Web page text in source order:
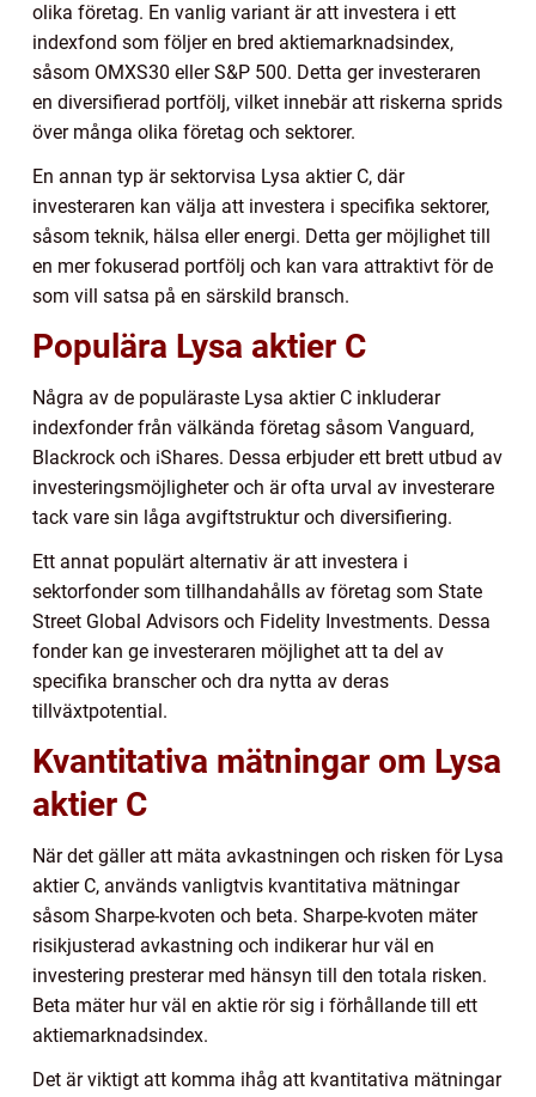
olika företag. En vanlig variant är att investera i ett
indexfond som följer en bred aktiemarknadsindex,
såsom OMXS30 eller S&P 500. Detta ger investeraren
en diversifierad portfölj, vilket innebär att riskerna sprids
över många olika företag och sektorer.
En annan typ är sektorvisa Lysa aktier C, där
investeraren kan välja att investera i specifika sektorer,
såsom teknik, hälsa eller energi. Detta ger möjlighet till
en mer fokuserad portfölj och kan vara attraktivt för de
som vill satsa på en särskild bransch.
Populära Lysa aktier C
Några av de populäraste Lysa aktier C inkluderar
indexfonder från välkända företag såsom Vanguard,
Blackrock och iShares. Dessa erbjuder ett brett utbud av
investeringsmöjligheter och är ofta urval av investerare
tack vare sin låga avgiftstruktur och diversifiering.
Ett annat populärt alternativ är att investera i
sektorfonder som tillhandahålls av företag som State
Street Global Advisors och Fidelity Investments. Dessa
fonder kan ge investeraren möjlighet att ta del av
specifika branscher och dra nytta av deras
tillväxtpotential.
Kvantitativa mätningar om Lysa
aktier C
När det gäller att mäta avkastningen och risken för Lysa
aktier C, används vanligtvis kvantitativa mätningar
såsom Sharpe-kvoten och beta. Sharpe-kvoten mäter
risikjusterad avkastning och indikerar hur väl en
investering presterar med hänsyn till den totala risken.
Beta mäter hur väl en aktie rör sig i förhållande till ett
aktiemarknadsindex.
Det är viktigt att komma ihåg att kvantitativa mätningar